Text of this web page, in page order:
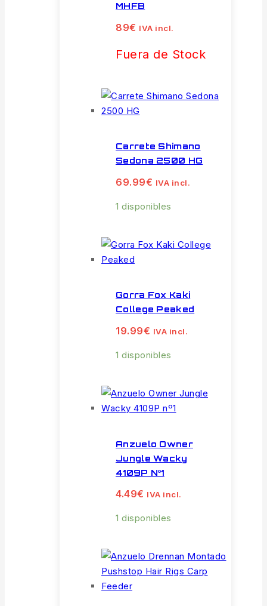
MHFB
89€ IVA incl.
Fuera de Stock
Carrete Shimano
Sedona 2500 HG
69.99€ IVA incl.
1 disponibles
Gorra Fox Kaki
College Peaked
19.99€ IVA incl.
1 disponibles
Anzuelo Owner
Jungle Wacky
4109P Nº1
4.49€ IVA incl.
1 disponibles